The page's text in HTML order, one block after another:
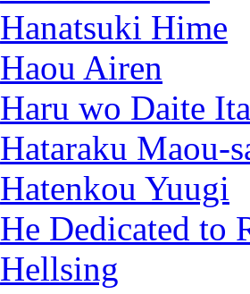
Hanatsuki Hime
Haou Airen
Haru wo Daite Ita
Hataraku Maou-
Hatenkou Yuugi
He Dedicated to
Hellsing